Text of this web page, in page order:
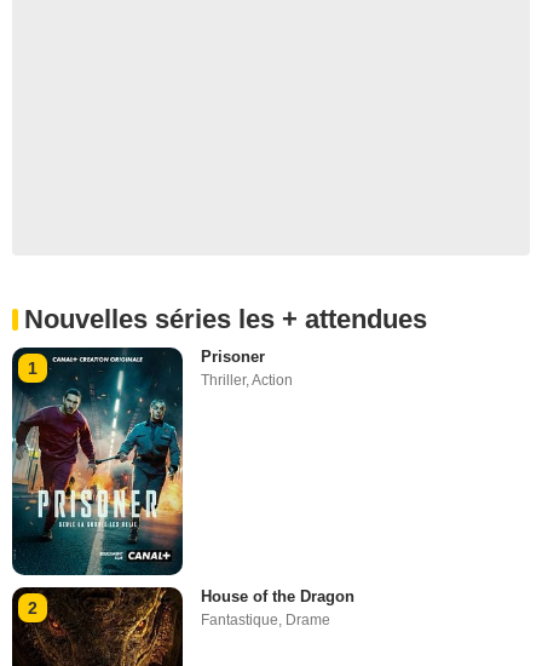
Nouvelles séries les + attendues
1
Prisoner
Thriller,Action
2
House of the Dragon
Fantastique, Drame